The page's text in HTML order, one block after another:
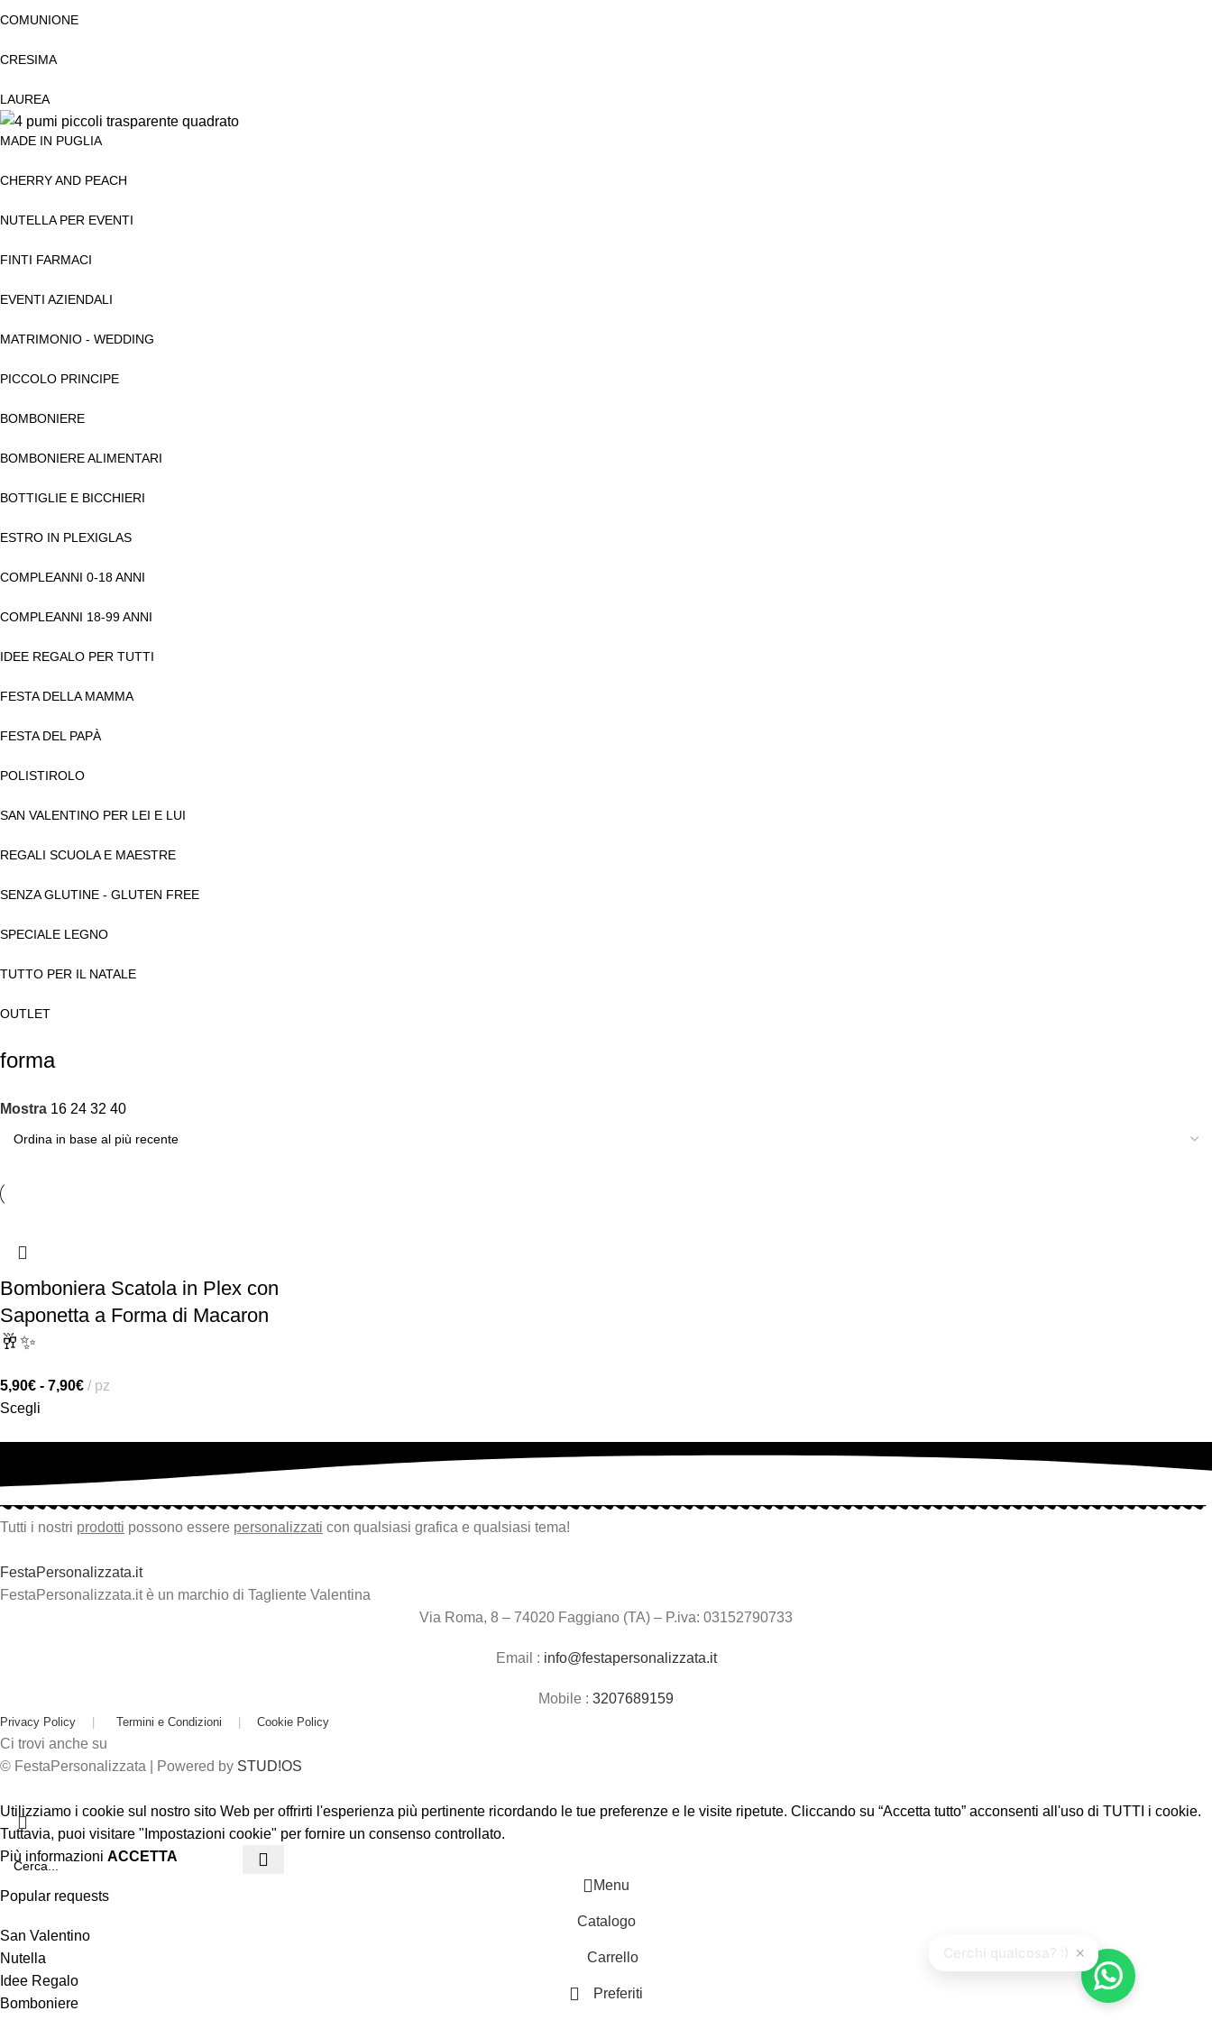
COMUNIONE
CRESIMA
LAUREA
MADE IN PUGLIA
CHERRY AND PEACH
NUTELLA PER EVENTI
FINTI FARMACI
EVENTI AZIENDALI
MATRIMONIO - WEDDING
PICCOLO PRINCIPE
BOMBONIERE
BOMBONIERE ALIMENTARI
BOTTIGLIE E BICCHIERI
ESTRO IN PLEXIGLAS
COMPLEANNI 0-18 ANNI
COMPLEANNI 18-99 ANNI
IDEE REGALO PER TUTTI
FESTA DELLA MAMMA
FESTA DEL PAPÀ
POLISTIROLO
SAN VALENTINO PER LEI E LUI
REGALI SCUOLA E MAESTRE
SENZA GLUTINE - GLUTEN FREE
SPECIALE LEGNO
TUTTO PER IL NATALE
OUTLET
forma
Mostra 16 24 32 40
Bomboniera Scatola in Plex con
Saponetta a Forma di Macaron
🥂✨
5,90€ - 7,90€
pz
Scegli
Tutti i nostri prodotti possono essere personalizzati con qualsiasi grafica e qualsiasi tema!
FestaPersonalizzata.it
FestaPersonalizzata.it è un marchio di Tagliente Valentina
Via Roma, 8 – 74020 Faggiano (TA) – P.iva: 03152790733
Email : info@festapersonalizzata.it
Mobile : 3207689159
Privacy Policy | Termini e Condizioni | Cookie Policy
Ci trovi anche su
© FestaPersonalizzata | Powered by STUD!OS
Popular requests
San Valentino
Nutella
Idee Regalo
Bomboniere
Utilizziamo i cookie sul nostro sito Web per offrirti l'esperienza più pertinente ricordando le tue preferenze e le visite ripetute. Cliccando su “Accetta tutto” acconsenti all'uso di TUTTI i cookie.
Tuttavia, puoi visitare "Impostazioni cookie" per fornire un consenso controllato.
Più informazioni ACCETTA
×
Cerchi qualcosa? :)
Menu
Catalogo
Carrello
Preferiti